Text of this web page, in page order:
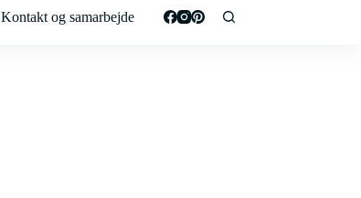
Kontakt og samarbejde